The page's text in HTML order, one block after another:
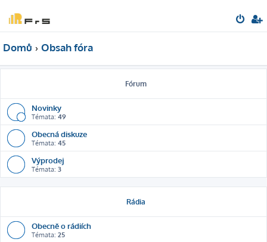
Domů Obsah fóra
Fórum
Novinky
Témata: 49
Obecná diskuze
Témata: 45
Výprodej
Témata: 3
Rádia
Obecně o rádiích
Témata: 25